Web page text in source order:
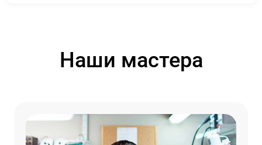
Наши мастера